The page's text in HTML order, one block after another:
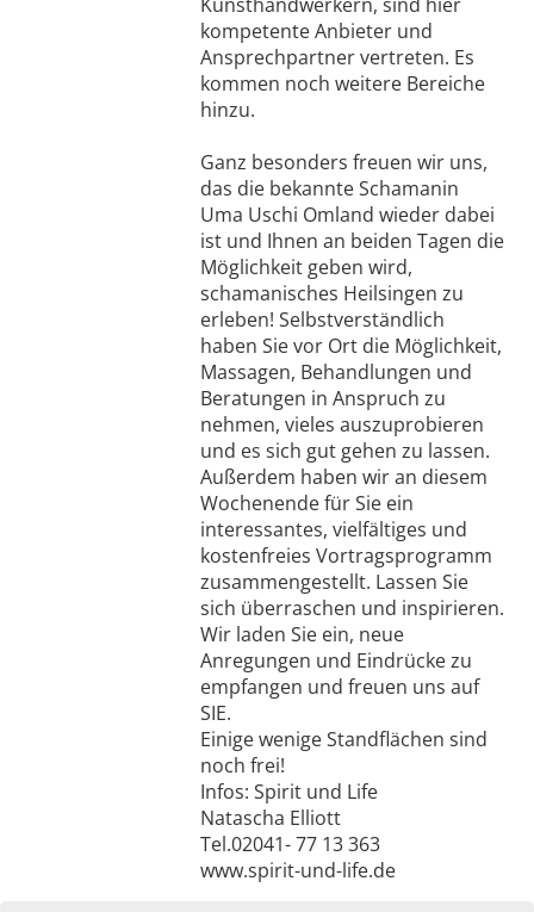
kompetente Anbieter und
Ansprechpartner vertreten. Es
kommen noch weitere Bereiche
hinzu.
Ganz besonders freuen wir uns,
das die bekannte Schamanin
Uma Uschi Omland wieder dabei
ist und Ihnen an beiden Tagen die
Möglichkeit geben wird,
schamanisches Heilsingen zu
erleben! Selbstverständlich
haben Sie vor Ort die Möglichkeit,
Massagen, Behandlungen und
Beratungen in Anspruch zu
nehmen, vieles auszuprobieren
und es sich gut gehen zu lassen.
Außerdem haben wir an diesem
Wochenende für Sie ein
interessantes, vielfältiges und
kostenfreies Vortragsprogramm
zusammengestellt. Lassen Sie
sich überraschen und inspirieren.
Wir laden Sie ein, neue
Anregungen und Eindrücke zu
empfangen und freuen uns auf
SIE.
Einige wenige Standflächen sind
noch frei!
Infos: Spirit und Life
Natascha Elliott
Tel.02041- 77 13 363
www.spirit-und-life.de